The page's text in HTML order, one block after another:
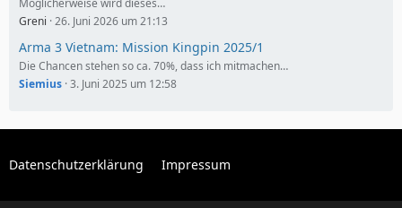
Möglicherweise wird dieses…
Greni 26. Juni 2026 um 21:13
Arma 3 Vietnam: Mission Kingpin 2025/1
Die Chancen stehen so ca. 70%, dass ich mitmachen…
Siemius 3. Juni 2025 um 12:58
Datenschutzerklärung Impressum